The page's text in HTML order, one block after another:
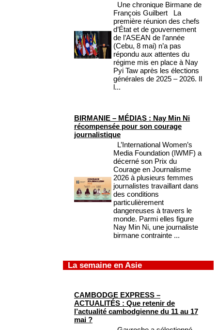
Une chronique Birmane de
François Guilbert La
première réunion des chefs
d’État et de gouvernement
de l’ASEAN de l’année
(Cebu, 8 mai) n’a pas
répondu aux attentes du
régime mis en place à Nay
Pyi Taw après les élections
générales de 2025 – 2026. Il
l...
BIRMANIE – MÉDIAS : Nay Min Ni
récompensée pour son courage
journalistique
L’International Women’s
Media Foundation (IWMF) a
décerné son Prix du
Courage en Journalisme
2026 à plusieurs femmes
journalistes travaillant dans
des conditions
particulièrement
dangereuses à travers le
monde. Parmi elles figure
Nay Min Ni, une journaliste
birmane contrainte ...
La semaine en Asie
CAMBODGE EXPRESS –
ACTUALITÉS : Que retenir de
l’actualité cambodgienne du 11 au 17
mai ?